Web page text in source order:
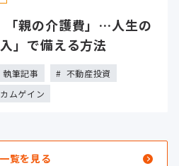
「親の介護費」…人生の
」で備える方法
執筆記事
不動産投資
ムゲイン
覧を見る